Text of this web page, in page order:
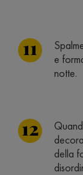
e
notte.
della